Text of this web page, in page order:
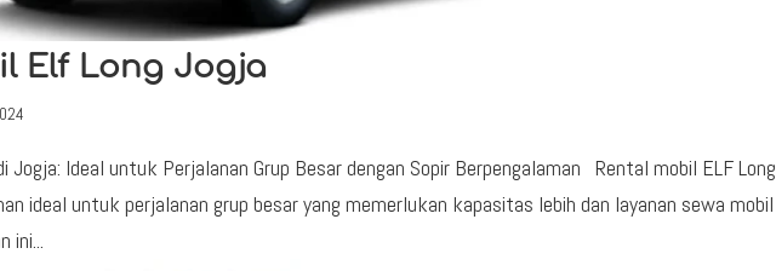
Elf Long Jogja
Jogja: Ideal untuk Perjalanan Grup Besar dengan Sopir Berpengalaman Rental mobil ELF Long
ideal untuk perjalanan grup besar yang memerlukan kapasitas lebih dan layanan sewa mobil
ini...